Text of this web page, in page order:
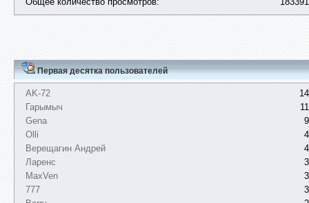
Первая десятка пользователей
AK-72
Гарымыч
Gena
Olli
Верещагин Андрей
Ларенс
MaxVen
777